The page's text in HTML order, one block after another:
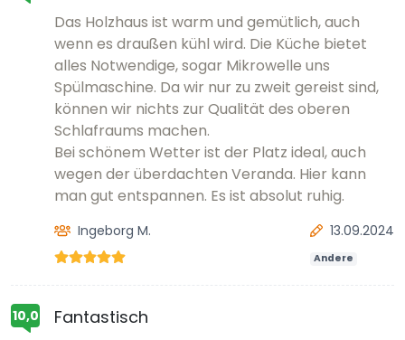
Das Holzhaus ist warm und gemütlich, auch
wenn es draußen kühl wird. Die Küche bietet
alles Notwendige, sogar Mikrowelle uns
Spülmaschine. Da wir nur zu zweit gereist sind,
können wir nichts zur Qualität des oberen
Schlafraums machen.
Bei schönem Wetter ist der Platz ideal, auch
wegen der überdachten Veranda. Hier kann
man gut entspannen. Es ist absolut ruhig.
Ingeborg M. 13.09.2024
Andere
10,0 Fantastisch